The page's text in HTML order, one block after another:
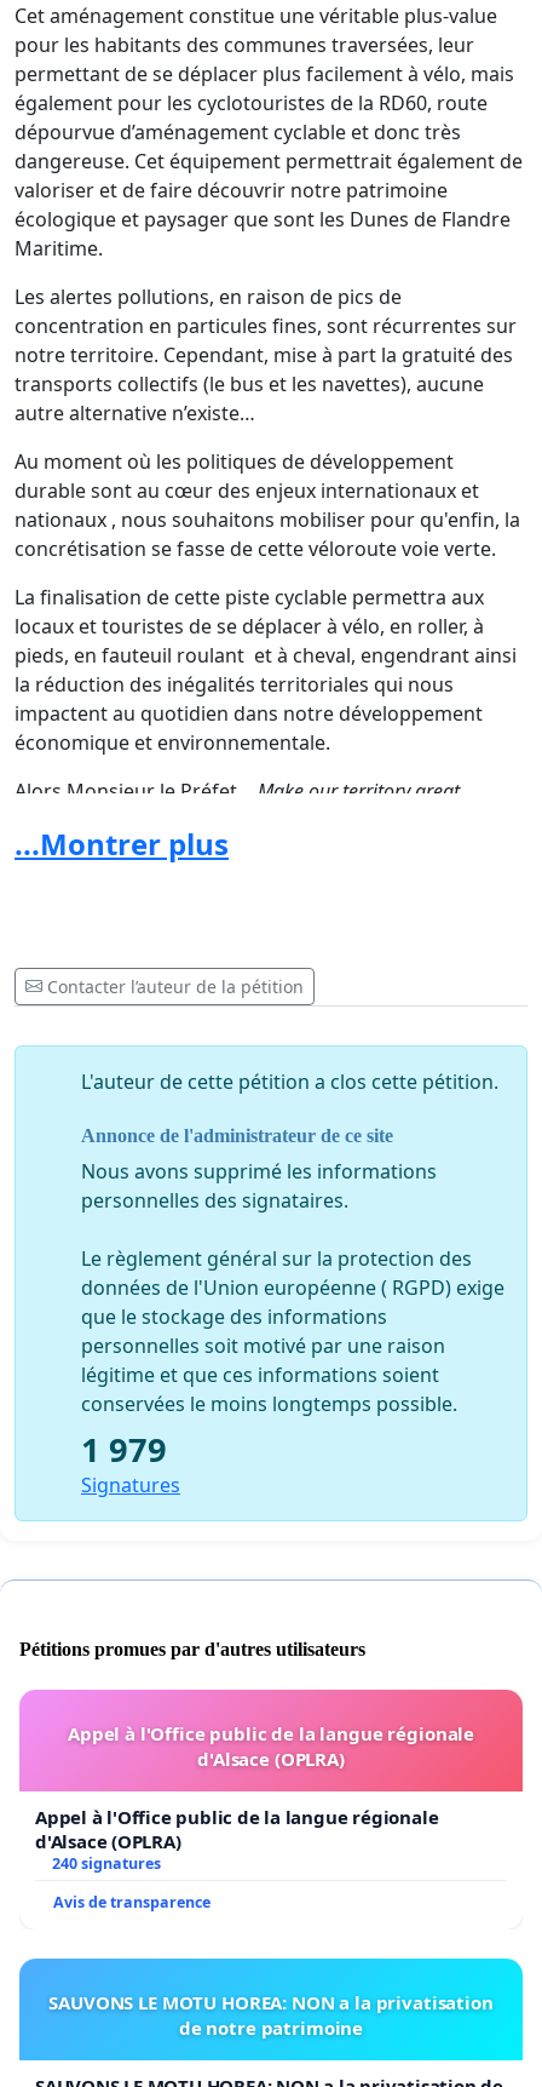
Cet aménagement constitue une véritable plus-value
pour les habitants des communes traversées, leur
permettant de se déplacer plus facilement à vélo, mais
également pour les cyclotouristes de la RD60, route
dépourvue d’aménagement cyclable et donc très
dangereuse. Cet équipement permettrait également de
valoriser et de faire découvrir notre patrimoine
écologique et paysager que sont les Dunes de Flandre
Maritime.
Les alertes pollutions, en raison de pics de
concentration en particules fines, sont récurrentes sur
notre territoire. Cependant, mise à part la gratuité des
transports collectifs (le bus et les navettes), aucune
autre alternative n’existe…
Au moment où les politiques de développement
durable sont au cœur des enjeux internationaux et
nationaux , nous souhaitons mobiliser pour qu'enfin, la
concrétisation se fasse de cette véloroute voie verte.
La finalisation de cette piste cyclable permettra aux
locaux et touristes de se déplacer à vélo, en roller, à
pieds, en fauteuil roulant et à cheval, engendrant ainsi
la réduction des inégalités territoriales qui nous
impactent au quotidien dans notre développement
économique et environnementale.
Alors Monsieur le Préfet… Make our territory great
...Montrer plus
Contacter l’auteur de la pétition
L'auteur de cette pétition a clos cette pétition.
Annonce de l'administrateur de ce site
Nous avons supprimé les informations
personnelles des signataires.
Le règlement général sur la protection des
données de l'Union européenne ( RGPD) exige
que le stockage des informations
personnelles soit motivé par une raison
légitime et que ces informations soient
conservées le moins longtemps possible.
1 979
Signatures
Pétitions promues par d'autres utilisateurs
Appel à l'Office public de la langue régionale
d'Alsace (OPLRA)
Appel à l'Office public de la langue régionale
d'Alsace (OPLRA)
240 signatures
Avis de transparence
SAUVONS LE MOTU HOREA: NON a la privatisation
de notre patrimoine